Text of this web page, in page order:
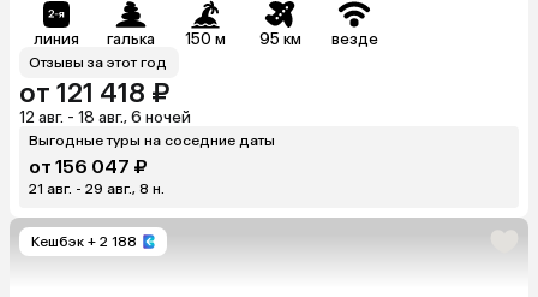
линия галька 150 м 95 км везде
Отзывы за этот год
от 121 418 ₽
12 авг. - 18 авг., 6 ночей
Выгодные туры на соседние даты
от 156 047 ₽
21 авг. - 29 авг., 8 н.
Кешбэк + 2 188